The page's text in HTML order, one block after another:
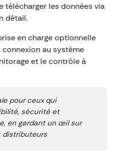
télécharger les données via
détail.
en charge optionnelle
au système
et le contrôle à
pour ceux qui
sécurité et
en gardant un œil sur
distributeurs